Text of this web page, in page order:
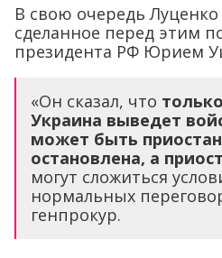
В свою очередь
сделанное перед этим
президента РФ Юрием
«Он сказал, что
Украина выведет
может быть
остановлена, а
могут сложиться
нормальных
генпрокур.